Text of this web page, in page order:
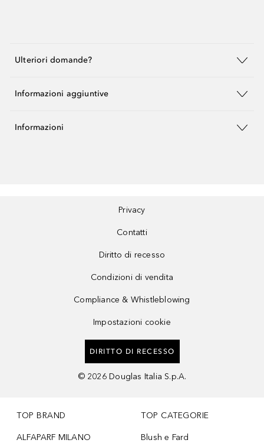
Ulteriori domande?
Informazioni aggiuntive
Informazioni
Privacy
Contatti
Diritto di recesso
Condizioni di vendita
Compliance & Whistleblowing
Impostazioni cookie
DIRITTO DI RECESSO
© 2026 Douglas Italia S.p.A.
TOP BRAND
ALFAPARF MILANO
TOP CATEGORIE
Blush e Fard